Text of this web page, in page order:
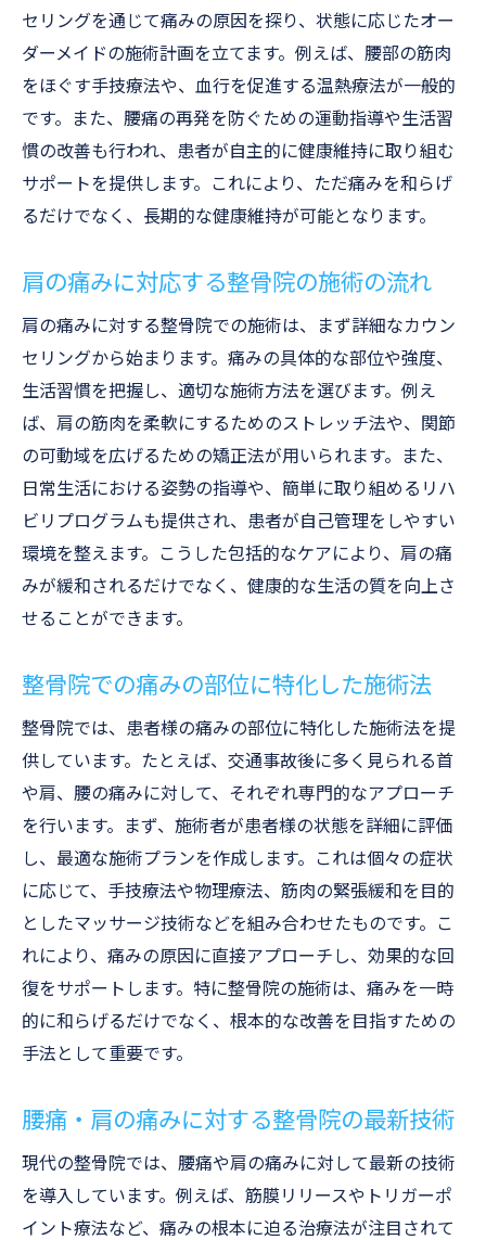
セリングを通じて痛みの原因を探り、状態に応じたオー
ダーメイドの施術計画を立てます。例えば、腰部の筋肉
をほぐす手技療法や、血行を促進する温熱療法が一般的
です。また、腰痛の再発を防ぐための運動指導や生活習
慣の改善も行われ、患者が自主的に健康維持に取り組む
サポートを提供します。これにより、ただ痛みを和らげ
るだけでなく、長期的な健康維持が可能となります。
肩の痛みに対応する整骨院の施術の流れ
肩の痛みに対する整骨院での施術は、まず詳細なカウン
セリングから始まります。痛みの具体的な部位や強度、
生活習慣を把握し、適切な施術方法を選びます。例え
ば、肩の筋肉を柔軟にするためのストレッチ法や、関節
の可動域を広げるための矯正法が用いられます。また、
日常生活における姿勢の指導や、簡単に取り組めるリハ
ビリプログラムも提供され、患者が自己管理をしやすい
環境を整えます。こうした包括的なケアにより、肩の痛
みが緩和されるだけでなく、健康的な生活の質を向上さ
せることができます。
整骨院での痛みの部位に特化した施術法
整骨院では、患者様の痛みの部位に特化した施術法を提
供しています。たとえば、交通事故後に多く見られる首
や肩、腰の痛みに対して、それぞれ専門的なアプローチ
を行います。まず、施術者が患者様の状態を詳細に評価
し、最適な施術プランを作成します。これは個々の症状
に応じて、手技療法や物理療法、筋肉の緊張緩和を目的
としたマッサージ技術などを組み合わせたものです。こ
れにより、痛みの原因に直接アプローチし、効果的な回
復をサポートします。特に整骨院の施術は、痛みを一時
的に和らげるだけでなく、根本的な改善を目指すための
手法として重要です。
腰痛・肩の痛みに対する整骨院の最新技術
現代の整骨院では、腰痛や肩の痛みに対して最新の技術
を導入しています。例えば、筋膜リリースやトリガーポ
イント療法など、痛みの根本に迫る治療法が注目されて